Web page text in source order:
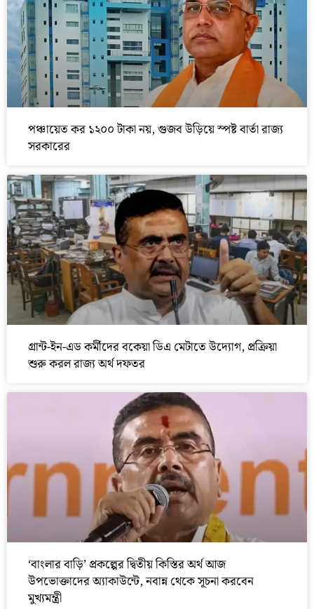
পঞ্চায়েত কর ১২০০ টাকা নয়, গুজব উড়িয়ে স্পষ্ট বার্তা রাজ্য
সরকারের
গ্রান্ট-ইন-এড কর্মীদের বকেয়া ডিএ মেটাতে উদ্যোগ, প্রক্রিয়া
শুরু করল রাজ্য অর্থ দফতর
‘বাংলার বাড়ি’ প্রকল্পের দ্বিতীয় কিস্তির অর্থ আজ
উপভোক্তাদের অ্যাকাউন্টে, নবান্ন থেকে সূচনা করবেন
মুখ্যমন্ত্রী